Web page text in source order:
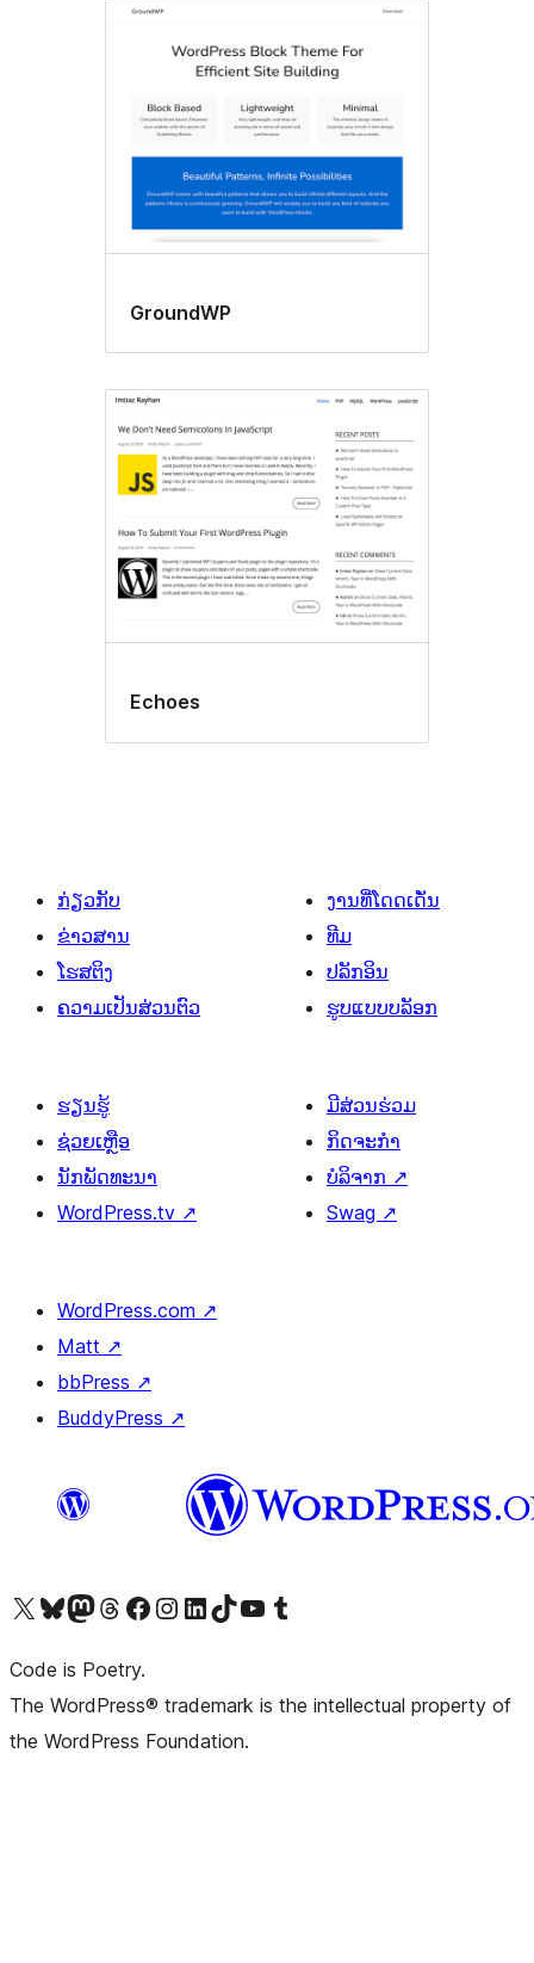
GroundWP
Echoes
ກ່ຽວກັບ
ຂ່າວສານ
ໂຮສຕິງ
ຄວາມເປັນສ່ວນຕົວ
ງານທີ່ໂດດເດັ່ນ
ທີມ
ປລັກອິນ
ຮູບແບບບລັອກ
ຮຽນຮູ້
ຊ່ວຍເຫຼືອ
ນັກພັດທະນາ
WordPress.tv ↗
ມີສ່ວນຮ່ວມ
ກິດຈະກຳ
ບໍລິຈາກ ↗
Swag ↗
WordPress.com ↗
Matt ↗
bbPress ↗
BuddyPress ↗
ຢ້ຽມຊົມບັນຊີ X (ຊື່ເກົ່າ Twitter) ຂອງພວກເຮົາຢ້ຽມຊົມບັນຊີ Bluesky ຂອງພວກເຮົາຢ້ຽມຊົມບັນຊີ Mastodon ຂອງພວກເຮົາຢ້ຽມຊົມບັນຊີ Threads ຂອງພວກເຮົາຢ້ຽມຊົມໜ້າ Facebook ຂອງພວກເຮົາຢ້ຽມຊົມບັນຊີ Instagram ຂອງພວກເຮົາຢ້ຽມຊົມບັນຊີ LinkedIn ຂອງພວກເຮົາຢ້ຽມຊົມບັນຊີ TikTok ຂອງພວກເຮົາຢ້ຽມຊົມຊ່ອງ YouTube ຂອງພວກເຮົາຢ້ຽມຊົມບັນຊີ Tumblr ຂອງພວກເຮົາ
Code is Poetry.
The WordPress® trademark is the intellectual property of
the WordPress Foundation.